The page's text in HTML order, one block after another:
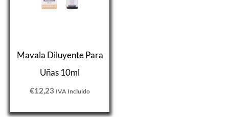
Mavala Diluyente Para
Uñas 10ml
€12,23 IVA Incluido